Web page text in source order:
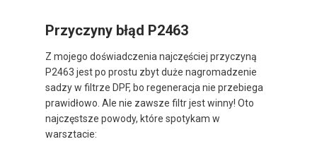
Przyczyny błąd P2463
Z mojego doświadczenia najczęściej przyczyną
P2463 jest po prostu zbyt duże nagromadzenie
sadzy w filtrze DPF, bo regeneracja nie przebiega
prawidłowo. Ale nie zawsze filtr jest winny! Oto
najczęstsze powody, które spotykam w
warsztacie: